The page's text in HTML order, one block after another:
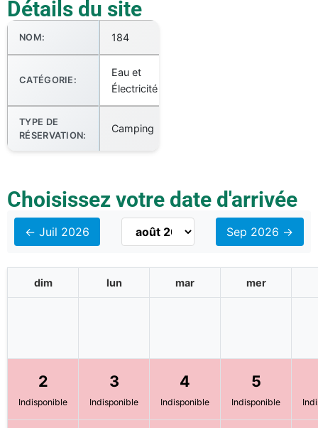
Détails du site
NOM: 184
CATÉGORIE:
Eau et
Électricité
TYPE DE
RÉSERVATION:
Camping
Choisissez votre date d'arrivée
← Juil 2026 Sep 2026 →
dim lun mar mer
2
Indisponible
3
Indisponible
4
Indisponible
5
Indisponible